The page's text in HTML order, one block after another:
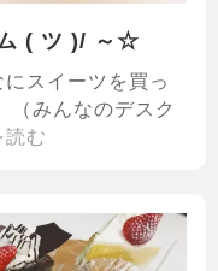
( ツ )/ ～☆
スイーツを買っ
（みんなのデスク
む